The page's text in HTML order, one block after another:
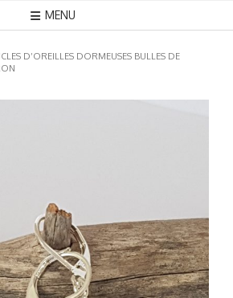
MENU
D’OREILLES DORMEUSES BULLES DE